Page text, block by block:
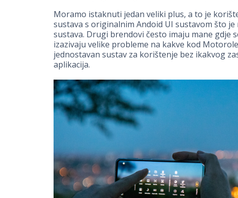
Moramo istaknuti jedan veliki plus, a to je
sustava s originalnim Andoid UI sustavom što
sustava. Drugi brendovi često imaju mane gdje
izazivaju velike probleme na kakve kod
jednostavan sustav za korištenje bez ikakvog
aplikacija.